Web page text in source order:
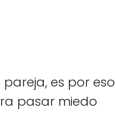
es por eso
pasar miedo